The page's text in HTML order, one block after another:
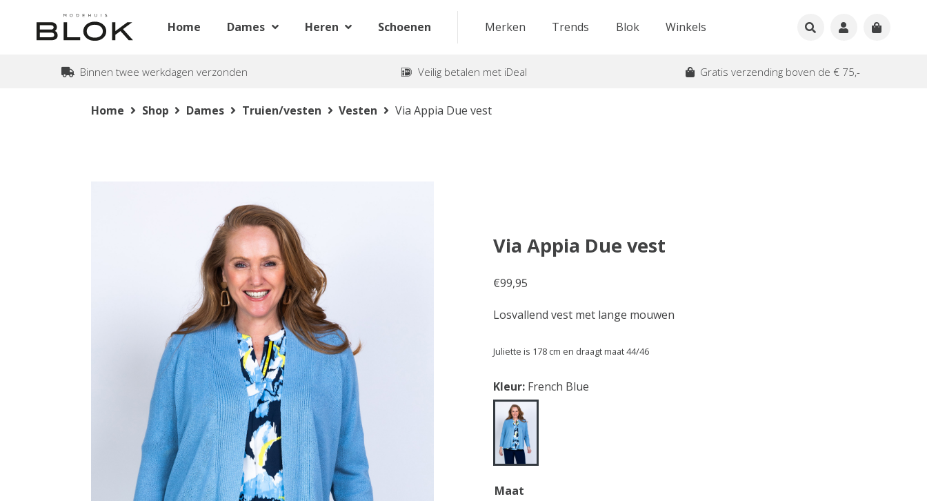
Home Dames Heren Schoenen Merken Trends Blok Winkels
Binnen twee werkdagen verzonden Veilig betalen met iDeal Gratis verzending boven de € 75,-
Home Shop Dames Truien/vesten Vesten Via Appia Due vest
Via Appia Due vest
€99,95
Losvallend vest met lange mouwen
Juliette is 178 cm en draagt maat 44/46
Kleur: French Blue
Maat